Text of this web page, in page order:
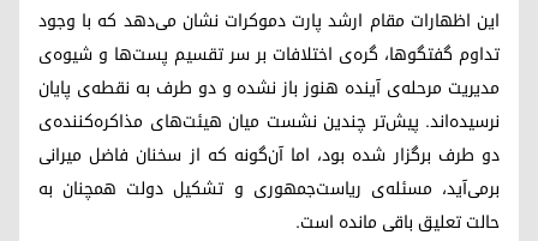
این اظهارات مقام ارشد پارت دموکرات نشان می‌دهد که با وجود
تداوم گفتگوها، گره‌ی اختلافات بر سر تقسیم پست‌ها و شیوه‌ی
مدیریت مرحله‌ی آینده هنوز باز نشده و دو طرف به نقطه‌ی پایان
نرسیده‌اند. پیش‌تر چندین نشست میان هیئت‌های مذاکره‌کننده‌ی
دو طرف برگزار شده بود، اما آن‌گونه که از سخنان فاضل میرانی
برمی‌آید، مسئله‌ی ریاست‌جمهوری و تشکیل دولت همچنان به
حالت تعلیق باقی مانده است.